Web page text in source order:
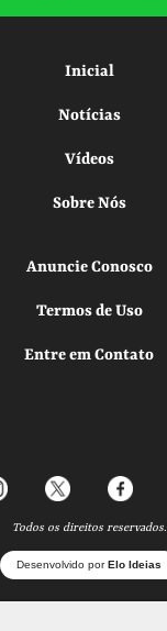
Inicial
Notícias
Vídeos
Sobre Nós
Anuncie Conosco
Termos de Uso
Entre em Contato
Todos os direitos reservados.
Desenvolvido porElo Ideias